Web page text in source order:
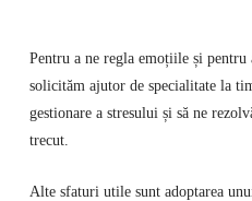
Pentru a ne regla emoțiile și pentru
solicităm ajutor de specialitate la
gestionare a stresului și să ne
trecut.
Alte sfaturi utile sunt adoptarea